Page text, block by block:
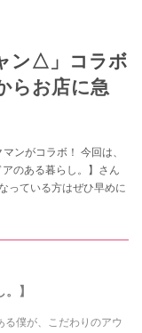
ン△」コラボ
らお店に急
ンがコラボ！ 今回は、
のある暮らし。】さん
っている方はぜひ早めに
】
る僕が、こだわりのアウ